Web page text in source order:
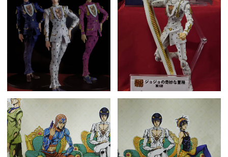
1233430_6_DxO.jpg 1233290_4_DxO.jpg